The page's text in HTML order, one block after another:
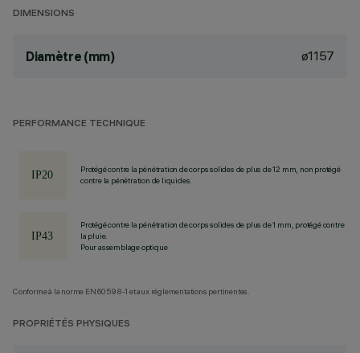
DIMENSIONS
Diamètre (mm) ø1157
PERFORMANCE TECHNIQUE
Protégé contre la pénétration de corps solides de plus de 12 mm, non protégé
contre la pénétration de liquides.
Protégé contre la pénétration de corps solides de plus de 1 mm, protégé contre
la pluie.
Pour assemblage optique
Conforme à la norme EN60598-1 et aux réglementations pertinentes.
PROPRIÉTÉS PHYSIQUES